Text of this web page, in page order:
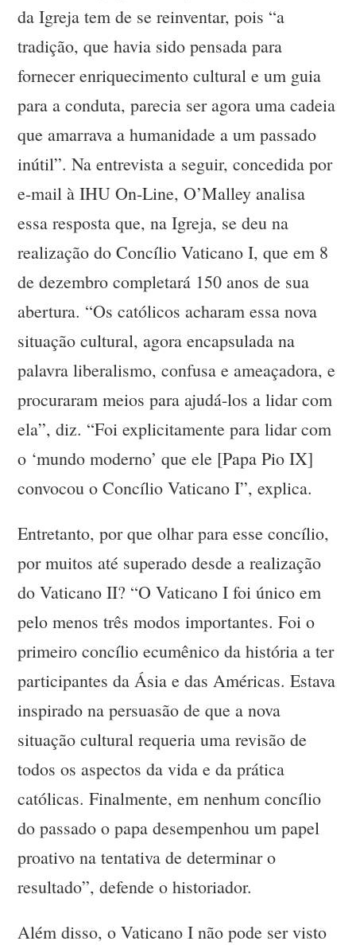
da Igreja tem de se reinventar, pois “a
tradição, que havia sido pensada para
fornecer enriquecimento cultural e um guia
para a conduta, parecia ser agora uma cadeia
que amarrava a humanidade a um passado
inútil”. Na entrevista a seguir, concedida por
e-mail à IHU On-Line, O’Malley analisa
essa resposta que, na Igreja, se deu na
realização do Concílio Vaticano I, que em 8
de dezembro completará 150 anos de sua
abertura. “Os católicos acharam essa nova
situação cultural, agora encapsulada na
palavra liberalismo, confusa e ameaçadora, e
procuraram meios para ajudá-los a lidar com
ela”, diz. “Foi explicitamente para lidar com
o ‘mundo moderno’ que ele [Papa Pio IX]
convocou o Concílio Vaticano I”, explica.
Entretanto, por que olhar para esse concílio,
por muitos até superado desde a realização
do Vaticano II? “O Vaticano I foi único em
pelo menos três modos importantes. Foi o
primeiro concílio ecumênico da história a ter
participantes da Ásia e das Américas. Estava
inspirado na persuasão de que a nova
situação cultural requeria uma revisão de
todos os aspectos da vida e da prática
católicas. Finalmente, em nenhum concílio
do passado o papa desempenhou um papel
proativo na tentativa de determinar o
resultado”, defende o historiador.
Além disso, o Vaticano I não pode ser visto